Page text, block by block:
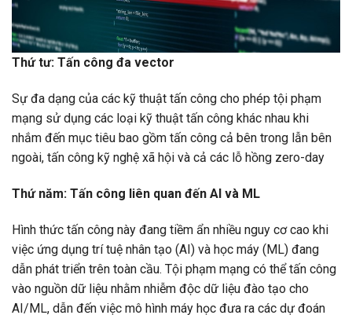
Thứ tư: Tấn công đa vector
Sự đa dạng của các kỹ thuật tấn công cho phép tội phạm
mạng sử dụng các loại kỹ thuật tấn công khác nhau khi
nhắm đến mục tiêu bao gồm tấn công cả bên trong lẫn bên
ngoài, tấn công kỹ nghệ xã hội và cả các lỗ hồng zero-day
Thứ năm: Tấn công liên quan đến AI và ML
Hình thức tấn công này đang tiềm ẩn nhiều nguy cơ cao khi
việc ứng dụng trí tuệ nhân tạo (AI) và học máy (ML) đang
dẫn phát triển trên toàn cầu. Tội phạm mạng có thể tấn công
vào nguồn dữ liệu nhằm nhiễm độc dữ liệu đào tạo cho
AI/ML, dẫn đến việc mô hình máy học đưa ra các dự đoán